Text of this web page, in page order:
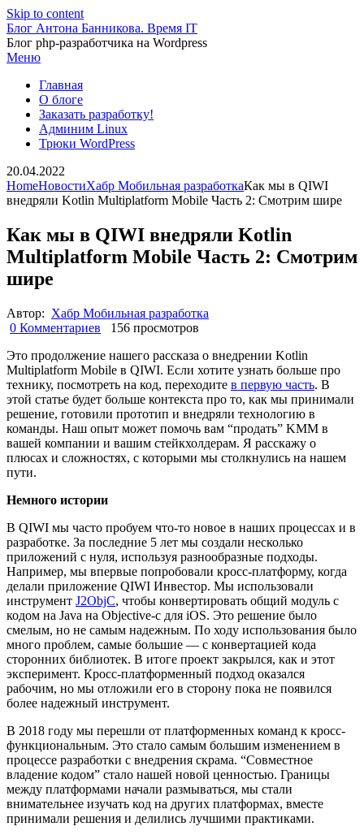
Skip to content
Блог Антона Банникова. Время IT
Блог php-разработчика на Wordpress
Меню
Главная
О блоге
Заказать разработку!
Админим Linux
Трюки WordPress
20.04.2022
HomeНовостиХабр Мобильная разработкаКак мы в QIWI
внедряли Kotlin Multiplatform Mobile Часть 2: Смотрим шире
Как мы в QIWI внедряли Kotlin
Multiplatform Mobile Часть 2: Смотрим
шире
Автор: Хабр Мобильная разработка
0 Комментариев
156 просмотров
Это продолжение нашего рассказа о внедрении Kotlin
Multiplatform Mobile в QIWI. Если хотите узнать больше про
технику, посмотреть на код, переходите в первую часть. В
этой статье будет больше контекста про то, как мы принимали
решение, готовили прототип и внедряли технологию в
команды. Наш опыт может помочь вам “продать” KMM в
вашей компании и вашим стейкхолдерам. Я расскажу о
плюсах и сложностях, с которыми мы столкнулись на нашем
пути.
Немного истории
В QIWI мы часто пробуем что-то новое в наших процессах и в
разработке. За последние 5 лет мы создали несколько
приложений с нуля, используя разнообразные подходы.
Например, мы впервые попробовали кросс-платформу, когда
делали приложение QIWI Инвестор. Мы использовали
инструмент J2ObjC, чтобы конвертировать общий модуль с
кодом на Java на Objective-c для iOS. Это решение было
смелым, но не самым надежным. По ходу использования было
много проблем, самые большие — с конвертацией кода
сторонних библиотек. В итоге проект закрылся, как и этот
эксперимент. Кросс-платформенный подход оказался
рабочим, но мы отложили его в сторону пока не появился
более надежный инструмент.
В 2018 году мы перешли от платформенных команд к кросс-
функциональным. Это стало самым большим изменением в
процессе разработки c внедрения скрама. “Совместное
владение кодом” стало нашей новой ценностью. Границы
между платформами начали размываться, мы стали
внимательнее изучать код на других платформах, вместе
принимали решения и делились лучшими практиками.